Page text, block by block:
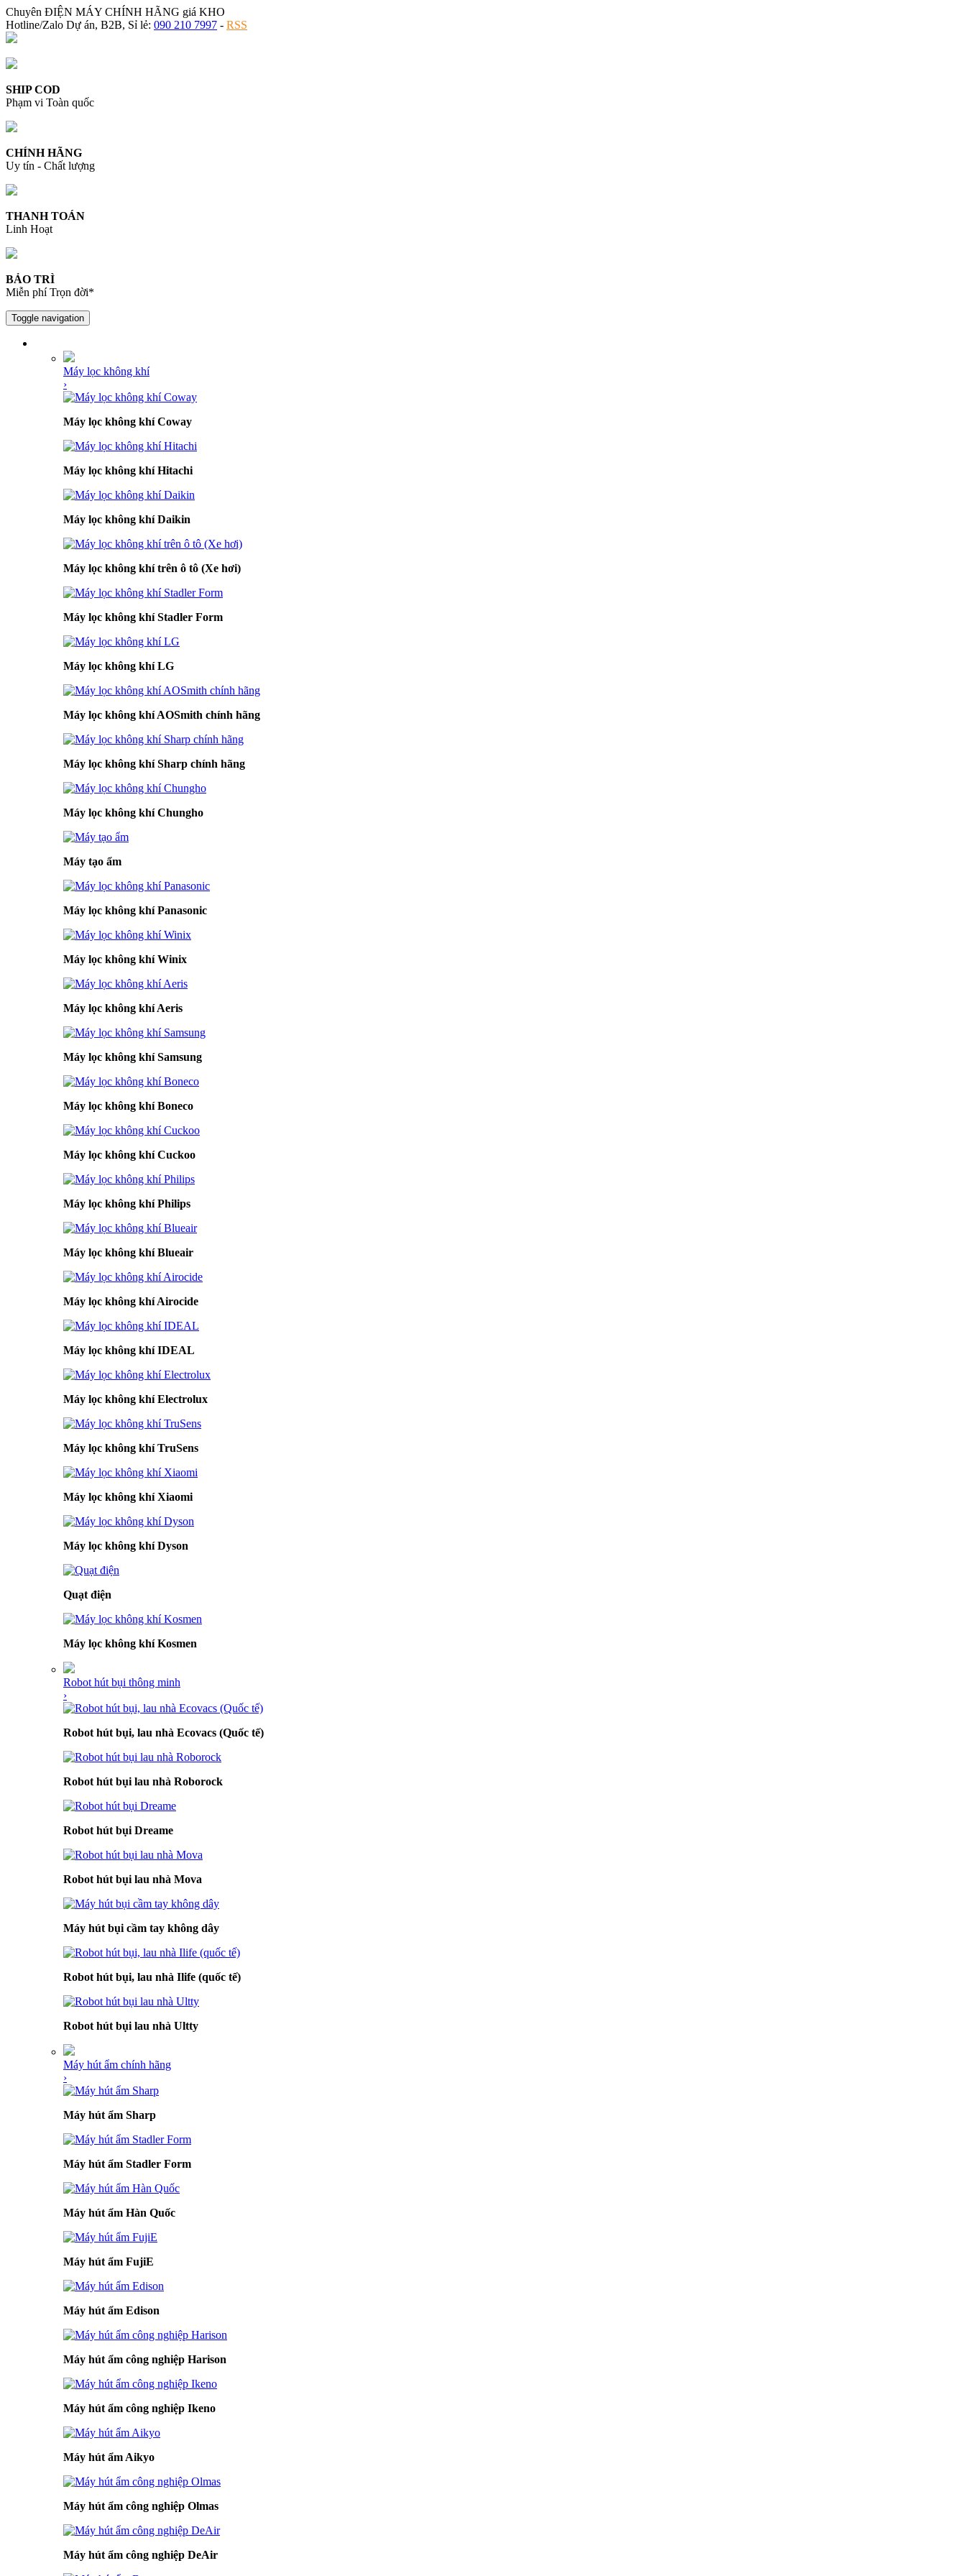
Chuyên ĐIỆN MÁY CHÍNH HÃNG giá KHO
Hotline/Zalo Dự án, B2B, Sỉ lẻ: 090 210 7997 - RSS
SHIP COD
Phạm vi Toàn quốc
CHÍNH HÃNG
Uy tín - Chất lượng
THANH TOÁN
Linh Hoạt
BẢO TRÌ
Miễn phí Trọn đời*
Toggle navigation
Máy lọc không khí
›
Máy lọc không khí Coway
Máy lọc không khí Hitachi
Máy lọc không khí Daikin
Máy lọc không khí trên ô tô (Xe hơi)
Máy lọc không khí Stadler Form
Máy lọc không khí LG
Máy lọc không khí AOSmith chính hãng
Máy lọc không khí Sharp chính hãng
Máy lọc không khí Chungho
Máy tạo ẩm
Máy lọc không khí Panasonic
Máy lọc không khí Winix
Máy lọc không khí Aeris
Máy lọc không khí Samsung
Máy lọc không khí Boneco
Máy lọc không khí Cuckoo
Máy lọc không khí Philips
Máy lọc không khí Blueair
Máy lọc không khí Airocide
Máy lọc không khí IDEAL
Máy lọc không khí Electrolux
Máy lọc không khí TruSens
Máy lọc không khí Xiaomi
Máy lọc không khí Dyson
Quạt điện
Máy lọc không khí Kosmen
Robot hút bụi thông minh
›
Robot hút bụi, lau nhà Ecovacs (Quốc tế)
Robot hút bụi lau nhà Roborock
Robot hút bụi Dreame
Robot hút bụi lau nhà Mova
Máy hút bụi cầm tay không dây
Robot hút bụi, lau nhà Ilife (quốc tế)
Robot hút bụi lau nhà Ultty
Máy hút ẩm chính hãng
›
Máy hút ẩm Sharp
Máy hút ẩm Stadler Form
Máy hút ẩm Hàn Quốc
Máy hút ẩm FujiE
Máy hút ẩm Edison
Máy hút ẩm công nghiệp Harison
Máy hút ẩm công nghiệp Ikeno
Máy hút ẩm Aikyo
Máy hút ẩm công nghiệp Olmas
Máy hút ẩm công nghiệp DeAir